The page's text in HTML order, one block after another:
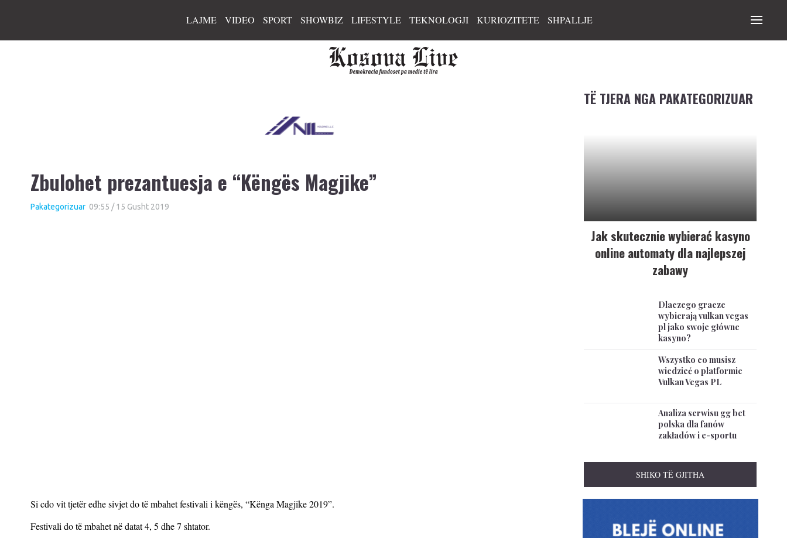
LAJME VIDEO SPORT SHOWBIZ LIFESTYLE TEKNOLOGJI KURIOZITETE SHPALLJE
Zbulohet prezantuesja e “Këngës Magjike”
Pakategorizuar 09:55 / 15 Gusht 2019
Si cdo vit tjetër edhe sivjet do të mbahet festivali i këngës, “Kënga Magjike 2019”.
Festivali do të mbahet në datat 4, 5 dhe 7 shtator.
TË TJERA NGA PAKATEGORIZUAR
Jak skutecznie wybierać kasyno
online automaty dla najlepszej
zabawy
Dlaczego gracze
wybierają vulkan vegas
pl jako swoje główne
kasyno?
Wszystko co musisz
wiedzieć o platformie
Vulkan Vegas PL
Analiza serwisu gg bet
polska dla fanów
zakładów i e-sportu
SHIKO TË GJITHA